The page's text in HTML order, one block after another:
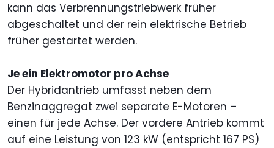
kann das Verbrennungstriebwerk früher
abgeschaltet und der rein elektrische Betrieb
früher gestartet werden.
Je ein Elektromotor pro Achse
Der Hybridantrieb umfasst neben dem
Benzinaggregat zwei separate E-Motoren –
einen für jede Achse. Der vordere Antrieb kommt
auf eine Leistung von 123 kW (entspricht 167 PS)